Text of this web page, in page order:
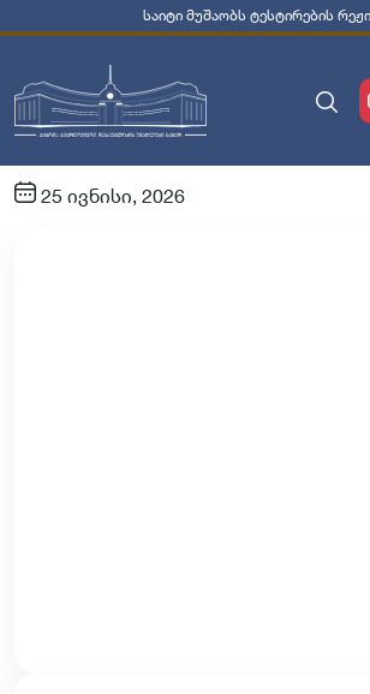
საიტი მუშაობს ტესტირების
25 ივნისი, 2026